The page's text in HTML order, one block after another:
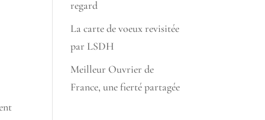
regard
La carte de voeux revisitée
par LSDH
Meilleur Ouvrier de
France, une fierté partagée